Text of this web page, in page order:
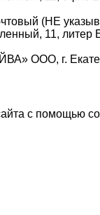
(НЕ
11, литер
ООО, г.
с помощью